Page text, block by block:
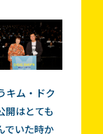
キム・ドク
開はとても
でいた時か